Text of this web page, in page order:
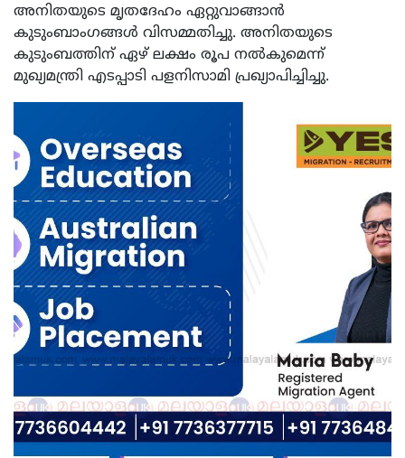
അനിതയുടെ മൃതദേഹം ഏറ്റുവാങ്ങാന്‍
കുടുംബാംഗങ്ങള്‍ വിസമ്മതിച്ചു. അനിതയുടെ
കുടുംബത്തിന് ഏഴ് ലക്ഷം രൂപ നല്‍കുമെന്ന്
മുഖ്യമന്ത്രി എടപ്പാടി പളനിസാമി പ്രഖ്യാപിച്ചിച്ചു.